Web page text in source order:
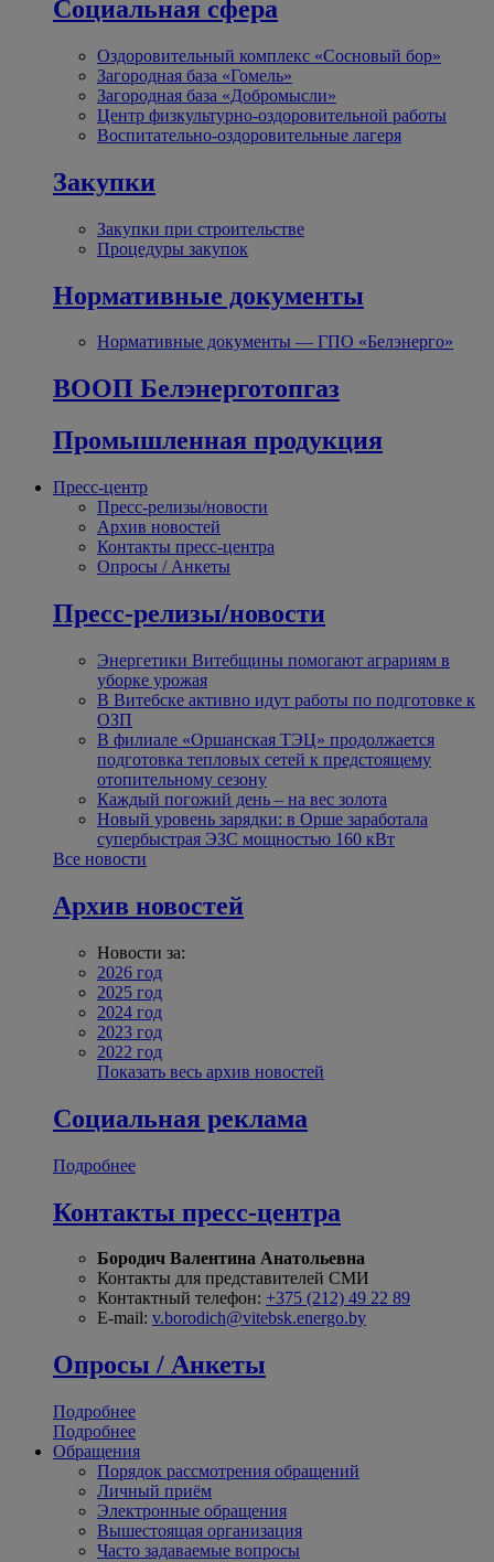
Социальная сфера
Оздоровительный комплекс «Сосновый бор»
Загородная база «Гомель»
Загородная база «Добромысли»
Центр физкультурно-оздоровительной работы
Воспитательно-оздоровительные лагеря
Закупки
Закупки при строительстве
Процедуры закупок
Нормативные документы
Нормативные документы — ГПО «Белэнерго»
ВООП Белэнерготопгаз
Промышленная продукция
Пресс-центр
Пресс-релизы/новости
Архив новостей
Контакты пресс-центра
Опросы / Анкеты
Пресс-релизы/новости
Энергетики Витебщины помогают аграриям в
уборке урожая
В Витебске активно идут работы по подготовке к
ОЗП
В филиале «Оршанская ТЭЦ» продолжается
подготовка тепловых сетей к предстоящему
отопительному сезону
Каждый погожий день – на вес золота
Новый уровень зарядки: в Орше заработала
супербыстрая ЭЗС мощностью 160 кВт
Все новости
Архив новостей
Новости за:
2026 год
2025 год
2024 год
2023 год
2022 год
Показать весь архив новостей
Социальная реклама
Подробнее
Контакты пресс-центра
Бородич Валентина Анатольевна
Контакты для представителей СМИ
Контактный телефон: +375 (212) 49 22 89
E-mail: v.borodich@vitebsk.energo.by
Опросы / Анкеты
Подробнее
Подробнее
Обращения
Порядок рассмотрения обращений
Личный приём
Электронные обращения
Вышестоящая организация
Часто задаваемые вопросы